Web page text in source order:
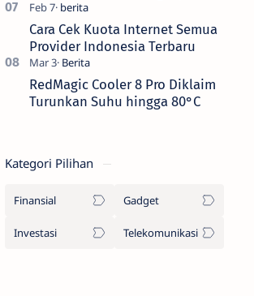
Cara Cek Kuota Internet Semua
Provider Indonesia Terbaru
RedMagic Cooler 8 Pro Diklaim
Turunkan Suhu hingga 80°C
Kategori Pilihan
Finansial Gadget
Investasi Telekomunikasi